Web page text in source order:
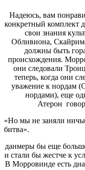
Надеюсь, вам
конкретный комплект
свои знания
Обливиона,
должны быть
происхождения.
они следовали
теперь, когда они
уважение к нордам
нордами), еще
Атерон
«Но мы не заняли
битва».
данмеры бы еще
и стали бы жестче к
В Морровинде есть